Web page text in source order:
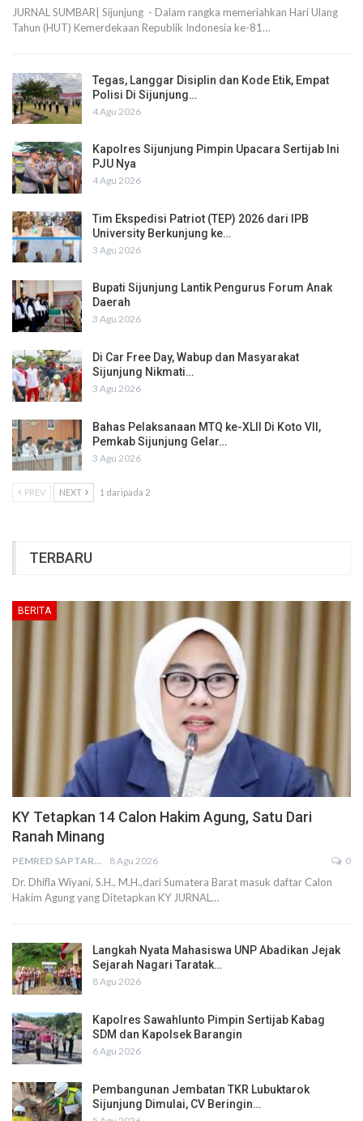
JURNAL SUMBAR| Sijunjung - Dalam rangka memeriahkan Hari Ulang
Tahun (HUT) Kemerdekaan Republik Indonesia ke-81…
Tegas, Langgar Disiplin dan Kode Etik, Empat
Polisi Di Sijunjung…
4 Agu 2026
Kapolres Sijunjung Pimpin Upacara Sertijab Ini
PJU Nya
4 Agu 2026
Tim Ekspedisi Patriot (TEP) 2026 dari IPB
University Berkunjung ke…
3 Agu 2026
Bupati Sijunjung Lantik Pengurus Forum Anak
Daerah
3 Agu 2026
Di Car Free Day, Wabup dan Masyarakat
Sijunjung Nikmati…
3 Agu 2026
Bahas Pelaksanaan MTQ ke-XLII Di Koto VII,
Pemkab Sijunjung Gelar…
3 Agu 2026
PREV NEXT 1 daripada 2
TERBARU
BERITA
KY Tetapkan 14 Calon Hakim Agung, Satu Dari
Ranah Minang
PEMRED SAPTARIUS 8 Agu 2026 0
Dr. Dhifla Wiyani, S.H., M.H.,dari Sumatera Barat masuk daftar Calon
Hakim Agung yang Ditetapkan KY JURNAL…
Langkah Nyata Mahasiswa UNP Abadikan Jejak
Sejarah Nagari Taratak…
8 Agu 2026
Kapolres Sawahlunto Pimpin Sertijab Kabag
SDM dan Kapolsek Barangin
6 Agu 2026
Pembangunan Jembatan TKR Lubuktarok
Sijunjung Dimulai, CV Beringin…